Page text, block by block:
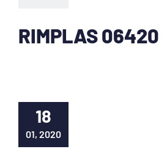
RIMPLAS 06420
18
01, 2020